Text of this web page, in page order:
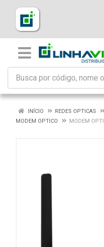
INÍCIO
REDES OPTICAS
MODEM OPTICO
MODEM